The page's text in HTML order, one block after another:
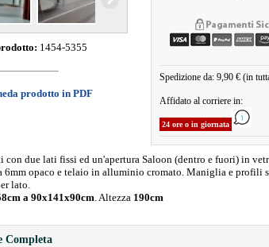
1454-5355
prodotto in PDF
Spedizione da: 9,90 € (in
Affidato al corriere in:
24 ore o in giornata
con due lati fissi ed un'apertura Saloon (dentro e fuori) in
6mm opaco e telaio in alluminio cromato. Maniglia e profili
lato.
a 90x141x90cm. Altezza 190cm
Completa